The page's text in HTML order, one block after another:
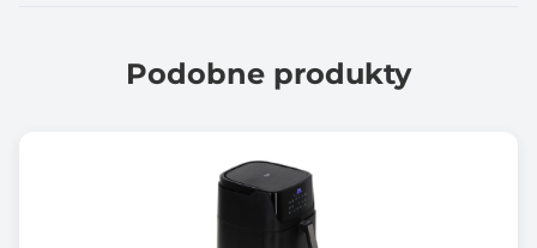
Podobne produkty